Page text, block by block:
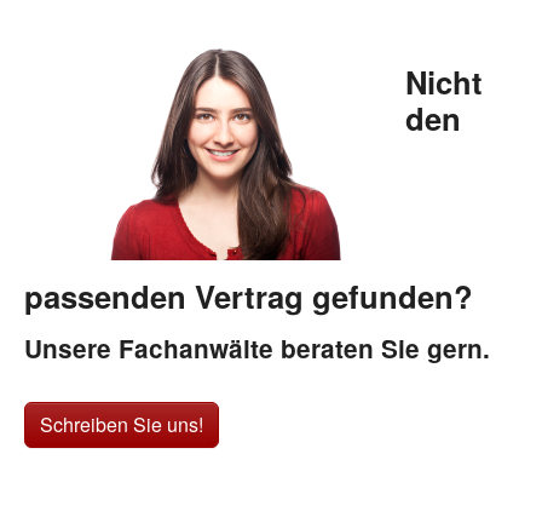
Nicht
den
passenden Vertrag gefunden?
Unsere Fachanwälte beraten Sie gern.
Schreiben Sie uns!